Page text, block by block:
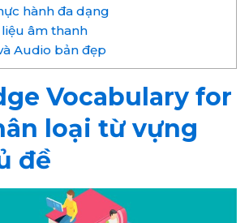
hành đa dạng
âm thanh
Audio bản đẹp
Vocabulary for
loại từ vựng
đề